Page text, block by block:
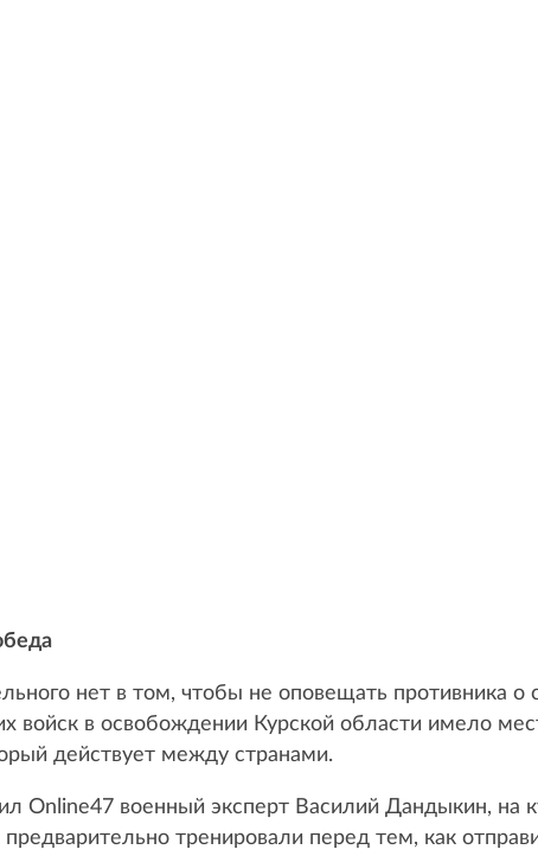
нет в том, чтобы не оповещать противника о
войск в освобождении Курской области имело
действует между странами.
Online47 военный эксперт Василий Дандыкин, на
тренировали перед тем, как